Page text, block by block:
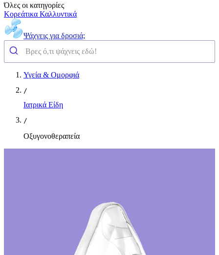
Όλες οι κατηγορίες
Κορεάτικα Καλλυντικά
Ψάχνεις για δροσιά;
Υγεία & Ομορφιά
/
Ιατρικά Είδη
/
Οξυγονοθεραπεία